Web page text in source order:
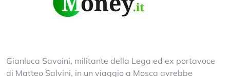
Gianluca Savoini, militante della Lega ed ex portavoce
di Matteo Salvini, in un viaggio a Mosca avrebbe